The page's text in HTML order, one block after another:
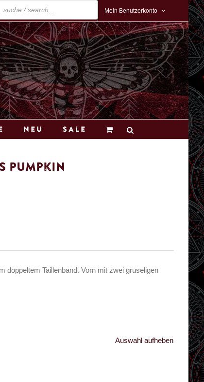
Mein Benutzerkonto
Neu Sale
Pumpkin
doppeltem Taillenband. Vorn mit zwei gruseligen
Auswahl aufheben